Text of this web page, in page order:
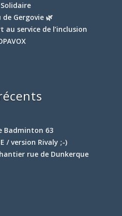
Gergovie 🌿
au service de l’inclusion
Badminton 63
/ version Rivaly ;-)
rue de Dunkerque